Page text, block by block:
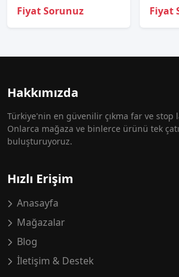
Fiyat Sorunuz Fiyat
Hakkımızda
Türkiye'nin en güvenilir çıkma far ve stop
Onlarca mağaza ve binlerce ürünü tek
buluşturuyoruz.
Hızlı Erişim
Anasayfa
Mağazalar
Blog
İletişim & Destek